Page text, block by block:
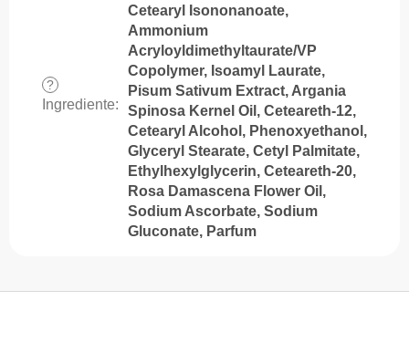
?
Ingrediente:
Cetearyl Isononanoate,
Ammonium
Acryloyldimethyltaurate/VP
Copolymer, Isoamyl Laurate,
Pisum Sativum Extract, Argania
Spinosa Kernel Oil, Ceteareth-12,
Cetearyl Alcohol, Phenoxyethanol,
Glyceryl Stearate, Cetyl Palmitate,
Ethylhexylglycerin, Ceteareth-20,
Rosa Damascena Flower Oil,
Sodium Ascorbate, Sodium
Gluconate, Parfum